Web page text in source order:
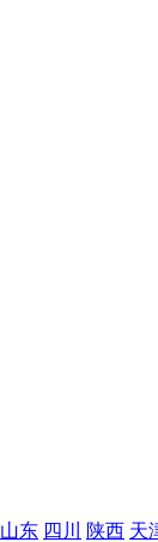
山东 四川 陕西 天